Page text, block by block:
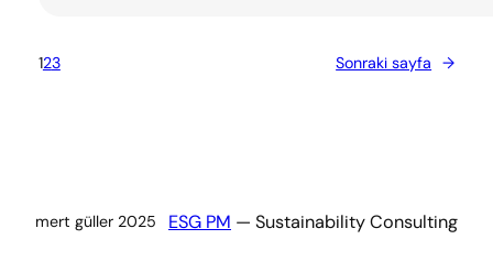
123 Sonraki sayfa →
mert güller 2025 ESG PM — Sustainability Consulting